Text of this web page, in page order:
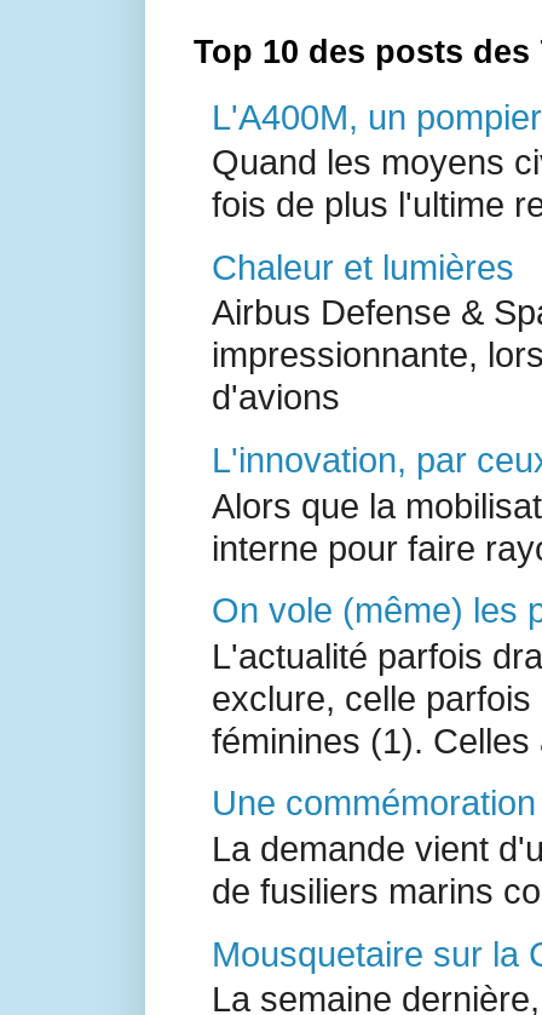
Top 10 des posts
L'A400M, un
Quand les moyens
fois de plus l'ultime
Chaleur et lumières
Airbus Defense &
impressionnante,
d'avions
L'innovation, par
Alors que la
interne pour faire
On vole (même) les
L'actualité parfois
exclure, celle
féminines (1). Celles
Une
La demande vient
de fusiliers marins
Mousquetaire sur la
La semaine